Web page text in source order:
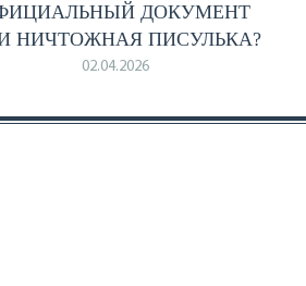
ДОКУМЕНТ
НИЧТОЖНАЯ ПИСУЛЬКА?
02.04.2026